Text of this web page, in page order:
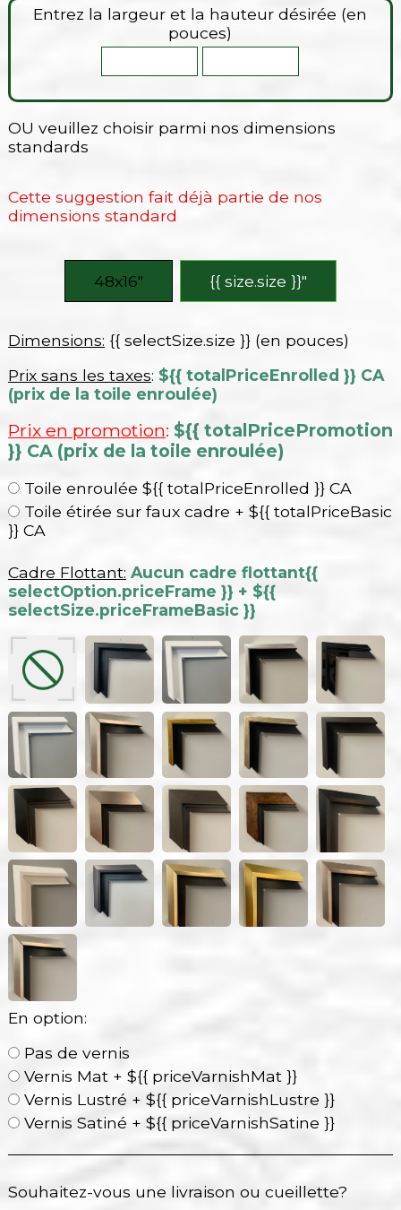
Entrez la largeur et la hauteur désirée (en
pouces)
OU veuillez choisir parmi nos dimensions
standards
Cette suggestion fait déjà partie de nos
dimensions standard
48x16″ {{ size.size }}″
Dimensions: {{ selectSize.size }} (en pouces)
Prix sans les taxes: ${{ totalPriceEnrolled }} CA
(prix de la toile enroulée)
Prix en promotion: ${{ totalPricePromotion
}} CA (prix de la toile enroulée)
Toile enroulée ${{ totalPriceEnrolled }} CA
Toile étirée sur faux cadre + ${{ totalPriceBasic
}} CA
Cadre Flottant: Aucun cadre flottant{{
selectOption.priceFrame }} + ${{
selectSize.priceFrameBasic }}
En option:
Pas de vernis
Vernis Mat + ${{ priceVarnishMat }}
Vernis Lustré + ${{ priceVarnishLustre }}
Vernis Satiné + ${{ priceVarnishSatine }}
Souhaitez-vous une livraison ou cueillette?